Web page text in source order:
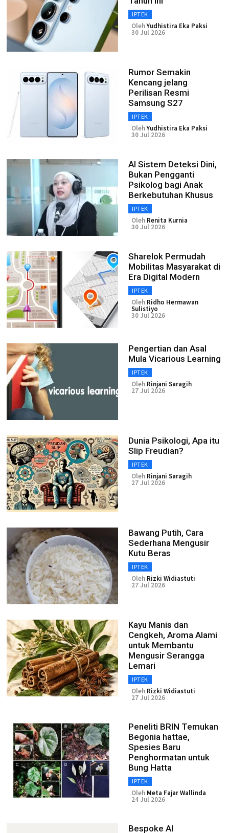
IPTEK
OlehYudhistira Eka Paksi
30 Jul 2026
Rumor Semakin
Kencang jelang
Perilisan Resmi
Samsung S27
IPTEK
OlehYudhistira Eka Paksi
30 Jul 2026
AI Sistem Deteksi Dini,
Bukan Pengganti
Psikolog bagi Anak
Berkebutuhan Khusus
IPTEK
Oleh Renita Kurnia
30 Jul 2026
Sharelok Permudah
Mobilitas Masyarakat di
Era Digital Modern
IPTEK
Oleh Ridho Hermawan
Sulistiyo
30 Jul 2026
Pengertian dan Asal
Mula Vicarious Learning
IPTEK
Oleh Rinjani Saragih
27 Jul 2026
Dunia Psikologi, Apa itu
Slip Freudian?
IPTEK
Oleh Rinjani Saragih
27 Jul 2026
Bawang Putih, Cara
Sederhana Mengusir
Kutu Beras
IPTEK
Oleh Rizki Widiastuti
27 Jul 2026
Kayu Manis dan
Cengkeh, Aroma Alami
untuk Membantu
Mengusir Serangga
Lemari
IPTEK
Oleh Rizki Widiastuti
27 Jul 2026
Peneliti BRIN Temukan
Begonia hattae,
Spesies Baru
Penghormatan untuk
Bung Hatta
IPTEK
Oleh Meta Fajar Wallinda
24 Jul 2026
Bespoke AI